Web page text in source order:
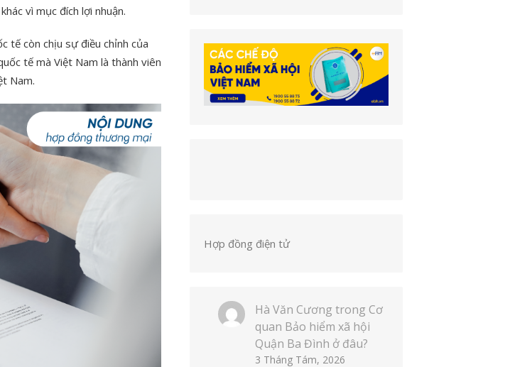
vì mục đích lợi nhuận.
tế còn chịu sự điều chỉnh của
tế mà Việt Nam là thành viên
Nam.
Hợp đồng điện tử
Hà Văn Cương trong Cơ
quan Bảo hiểm xã hội
Quận Ba Đình ở đâu?
3 Tháng Tám, 2026